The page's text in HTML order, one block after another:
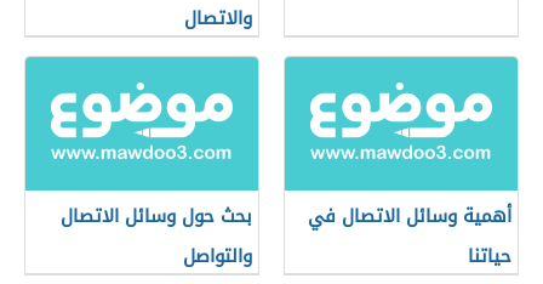
والاتصال
أهمية وسائل الاتصال في
حياتنا
بحث حول وسائل الاتصال
والتواصل